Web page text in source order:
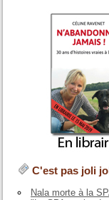
C'est pas joli
Nala morte à la